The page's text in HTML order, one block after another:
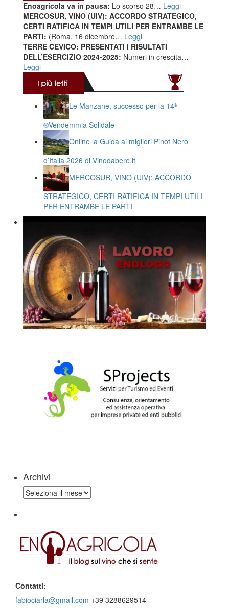
Enoagricola va in pausa: Lo scorso 28… Leggi
MERCOSUR, VINO (UIV): ACCORDO STRATEGICO,
CERTI RATIFICA IN TEMPI UTILI PER ENTRAMBE LE
PARTI: (Roma, 16 dicembre… Leggi
TERRE CEVICO: PRESENTATI I RISULTATI
DELL’ESERCIZIO 2024-2025: Numeri in crescita…
Leggi
Le Manzane, successo per la 14ª
®️Vendemmia Solidale
Online la Guida ai migliori Pinot Nero
d’Italia 2026 di Vinodabere.it
MERCOSUR, VINO (UIV): ACCORDO
STRATEGICO, CERTI RATIFICA IN TEMPI UTILI
PER ENTRAMBE LE PARTI
Archivi
Archivi
Contatti:
fabiociarla@gmail.com +39 3288629514